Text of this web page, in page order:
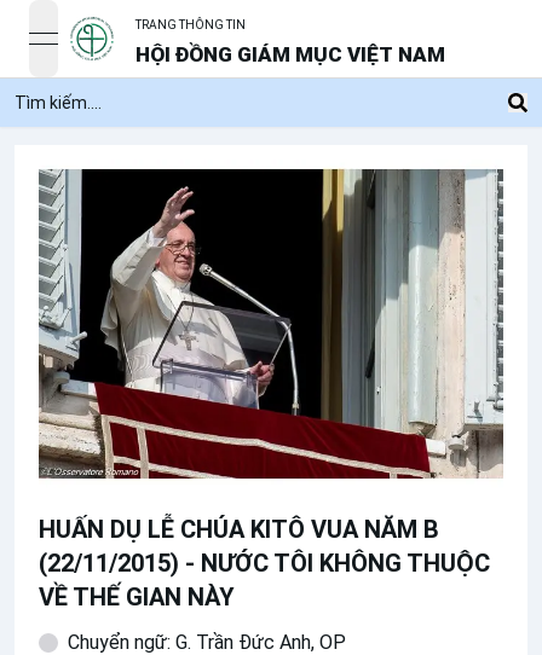
open navigation menu
TRANG THÔNG TIN
HỘI ĐỒNG GIÁM MỤC VIỆT NAM
HUẤN DỤ LỄ CHÚA KITÔ VUA NĂM B
(22/11/2015) - NƯỚC TÔI KHÔNG THUỘC
VỀ THẾ GIAN NÀY
Chuyển ngữ: G. Trần Đức Anh, OP